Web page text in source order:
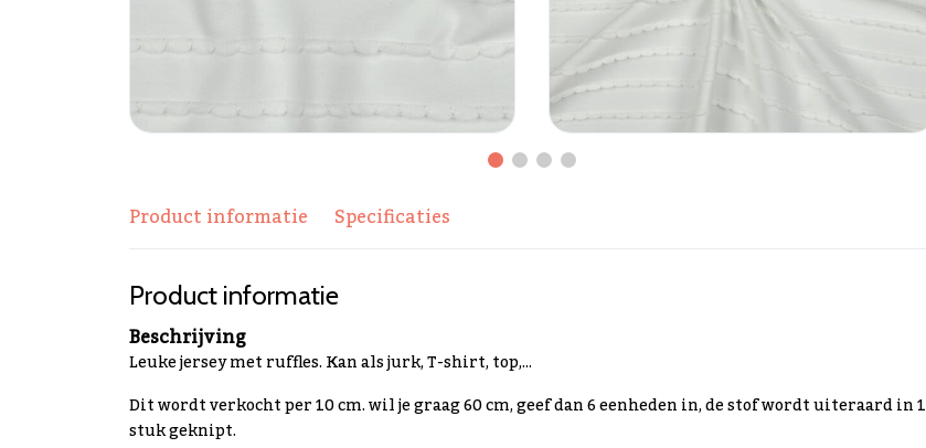
Product informatie Specificaties
Product informatie
Beschrijving
Leuke jersey met ruffles. Kan als jurk, T-shirt, top,...
Dit wordt verkocht per 10 cm. wil je graag 60 cm, geef dan 6 eenheden in, de stof wordt uiteraard in 1
stuk geknipt.